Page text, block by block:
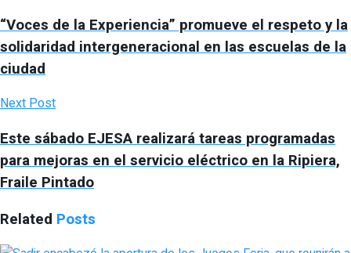
“Voces de la Experiencia” promueve el respeto y la
solidaridad intergeneracional en las escuelas de la
ciudad
Next Post
Este sábado EJESA realizará tareas programadas
para mejoras en el servicio eléctrico en la Ripiera,
Fraile Pintado
Related Posts